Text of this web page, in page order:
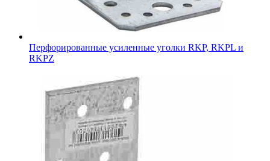
Перфорированные усиленные уголки RKP, RKPL и
RKPZ